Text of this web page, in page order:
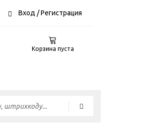
Вход / Регистрация
Корзина пуста